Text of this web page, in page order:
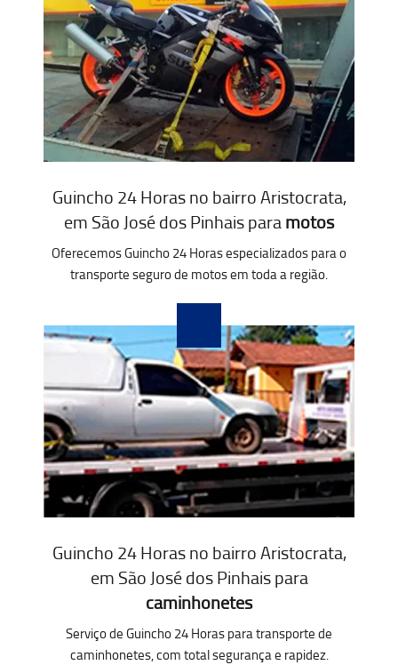
Guincho 24 Horas no bairro Aristocrata,
em São José dos Pinhais paramotos
Oferecemos Guincho 24 Horas especializados para o
transporte seguro de motos em toda a região.
Guincho 24 Horas no bairro Aristocrata,
em São José dos Pinhais para
caminhonetes
Serviço de Guincho 24 Horas para transporte de
caminhonetes, com total segurança e rapidez.